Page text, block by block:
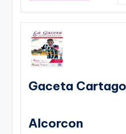
Gaceta
Alcorcon